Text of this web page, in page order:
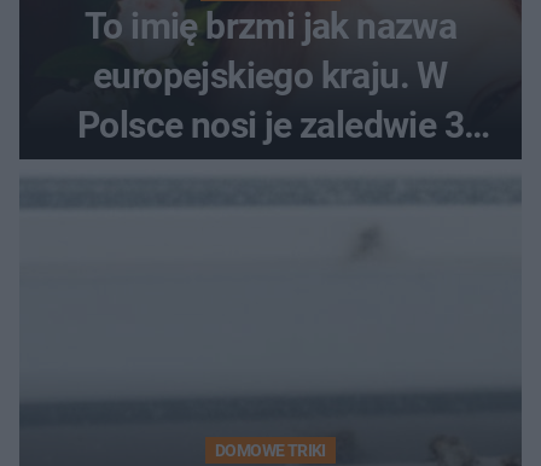
To imię brzmi jak nazwa
europejskiego kraju. W
Polsce nosi je zaledwie 3
DOMOWE TRIKI